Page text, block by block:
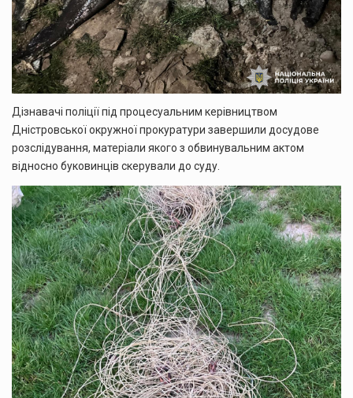
Дізнавачі поліції під процесуальним керівництвом
Дністровської окружної прокуратури завершили досудове
розслідування, матеріали якого з обвинувальним актом
відносно буковинців скерували до суду.